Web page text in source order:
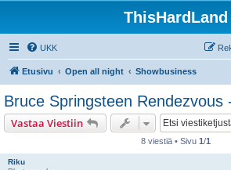
ThisHardLand
UKK
Etusivu Open all night Showbusiness
Bruce Springsteen Rendezvous
Vastaa Viestiin
8 viestiä • Sivu 1/1
Riku